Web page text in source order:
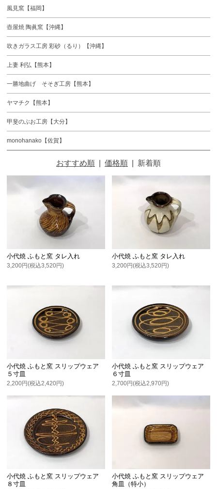
風見窯【福岡】
壺屋焼 陶眞窯【沖縄】
吹きガラス工房 彩砂（るり）【沖縄】
上妻 利弘【熊本】
一勝地曲げ そそぎ工房【熊本】
ヤマチク【熊本】
甲斐のぶお工房【大分】
monohanako【佐賀】
おすすめ順 価格順 新着順
小代焼 ふもと窯 タレ入れ
3,200円(税込3,520円)
小代焼 ふもと窯 タレ入れ
3,200円(税込3,520円)
小代焼 ふもと窯 スリップウェア
５寸皿
2,200円(税込2,420円)
小代焼 ふもと窯 スリップウェア
６寸皿
2,700円(税込2,970円)
小代焼 ふもと窯 スリップウェア
８寸皿
小代焼 ふもと窯 スリップウェア
角皿（特小）